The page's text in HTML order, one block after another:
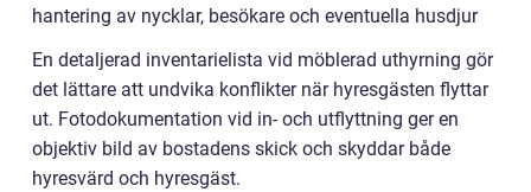
hantering av nycklar, besökare och eventuella husdjur
En detaljerad inventarielista vid möblerad uthyrning gör
det lättare att undvika konflikter när hyresgästen flyttar
ut. Fotodokumentation vid in- och utflyttning ger en
objektiv bild av bostadens skick och skyddar både
hyresvärd och hyresgäst.